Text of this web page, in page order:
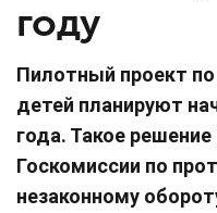
году
Пилотный проект
детей планируют
года. Такое
Госкомиссии по
незаконному